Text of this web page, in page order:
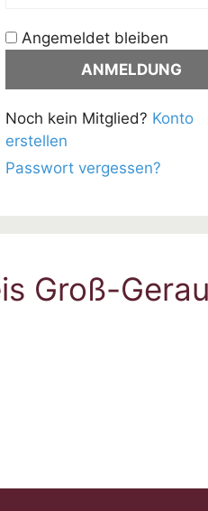
Angemeldet bleiben
Noch kein Mitglied? Konto
erstellen
Passwort vergessen?
Groß-